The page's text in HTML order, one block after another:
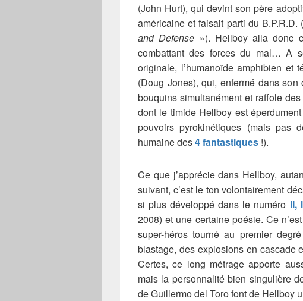
(John Hurt), qui devint son père
américaine et faisait parti du
and Defense »). Hellboy alla donc
combattant des forces du mal… A
originale, l’humanoïde amphibien et
(Doug Jones), qui, enfermé dans
bouquins simultanément et raffole
dont le timide Hellboy est
pouvoirs pyrokinétiques (mais
humaine des4 fantastiques !).
Ce que j’apprécie dans Hellboy,
suivant, c’est le ton volontairement
si plus développé dans le numéro II,
2008) et une certaine poésie. Ce
super-héros tourné au premier
blastage, des explosions en cascade
Certes, ce long métrage apporte
mais la personnalité bien singulière
de Guillermo del Toro font de Hellboy